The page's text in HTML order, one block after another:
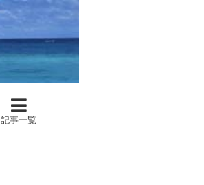
記事一覧